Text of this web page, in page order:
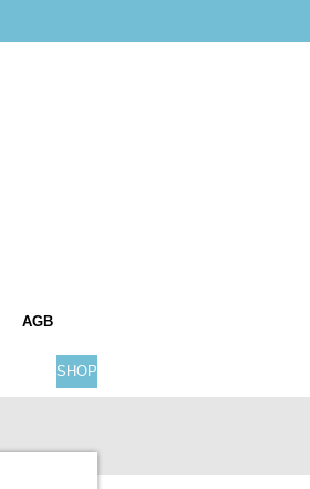
AGB
SHOP